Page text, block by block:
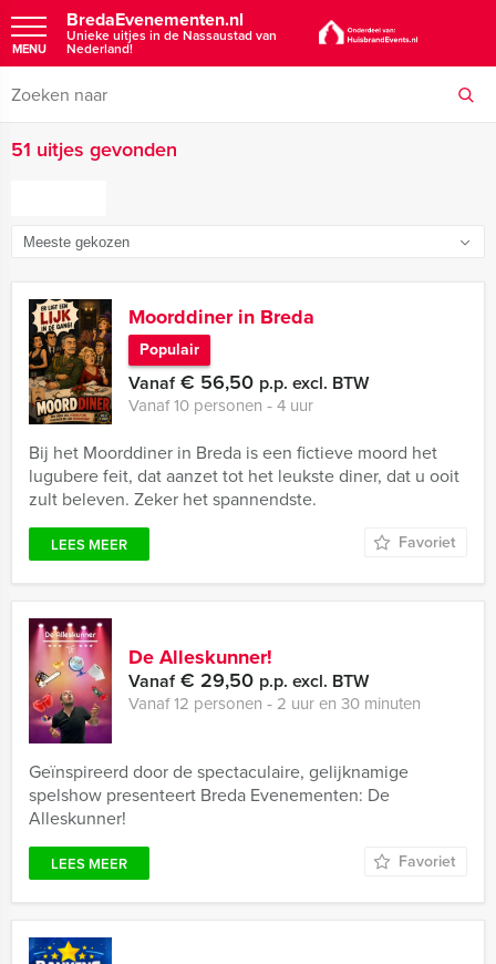
BredaEvenementen.nl
Unieke uitjes in de Nassaustad van
Nederland!
MENU
51 uitjes gevonden
Moorddiner in Breda
Populair
Vanaf€ 56,50 p.p. excl. BTW
Vanaf 10 personen ‐ 4 uur
Bij het Moorddiner in Breda is een fictieve moord het
lugubere feit, dat aanzet tot het leukste diner, dat u ooit
zult beleven. Zeker het spannendste.
LEES MEER Favoriet
De Alleskunner!
Vanaf€ 29,50 p.p. excl. BTW
Vanaf 12 personen ‐ 2 uur en 30 minuten
Geïnspireerd door de spectaculaire, gelijknamige
spelshow presenteert Breda Evenementen: De
Alleskunner!
LEES MEER Favoriet